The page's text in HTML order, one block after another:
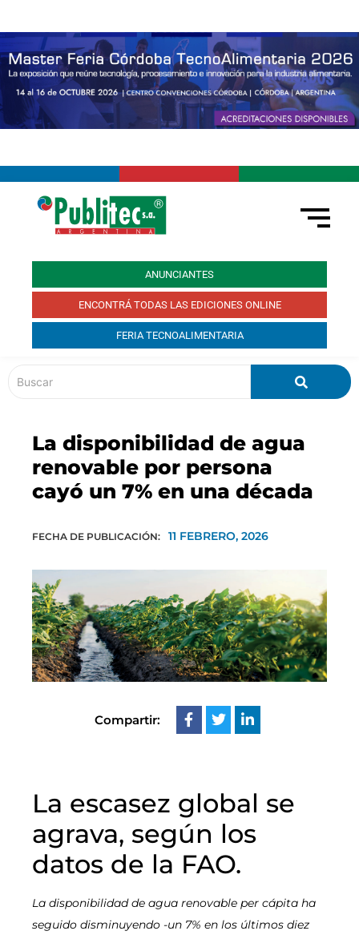
ANUNCIANTES
ENCONTRÁ TODAS LAS EDICIONES ONLINE
FERIA TECNOALIMENTARIA
La disponibilidad de agua
renovable por persona
cayó un 7% en una década
FECHA DE PUBLICACIÓN: 11 FEBRERO, 2026
Compartir:
La escasez global se
agrava, según los
datos de la FAO.
La disponibilidad de agua renovable per cápita ha
seguido disminuyendo -un 7% en los últimos diez